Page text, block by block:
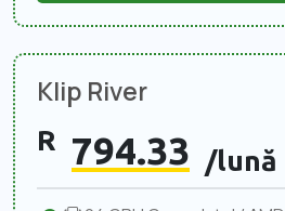
Klip River
R 794.33 /lună